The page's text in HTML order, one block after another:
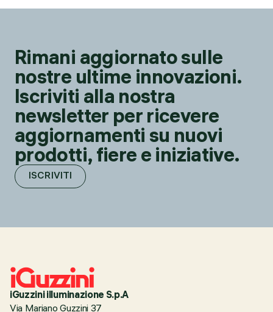
Rimani aggiornato sulle
nostre ultime innovazioni.
Iscriviti alla nostra
newsletter per ricevere
aggiornamenti su nuovi
prodotti, fiere e iniziative.
ISCRIVITI
iGuzzini illuminazione S.p.A
Via Mariano Guzzini 37